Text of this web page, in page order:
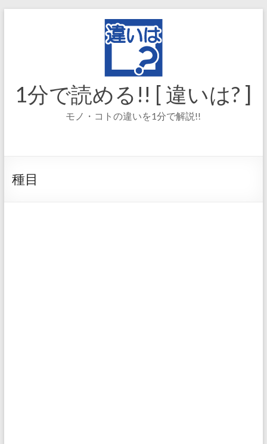
1分で読める!! [ 違いは? ]
モノ・コトの違いを1分で解説!!
種目